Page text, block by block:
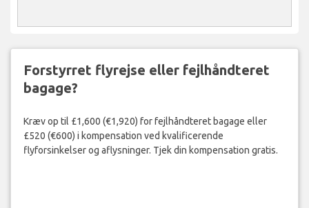
Forstyrret flyrejse eller fejlhåndteret
bagage?
Kræv op til £1,600 (€1,920) for fejlhåndteret bagage eller
£520 (€600) i kompensation ved kvalificerende
flyforsinkelser og aflysninger. Tjek din kompensation gratis.